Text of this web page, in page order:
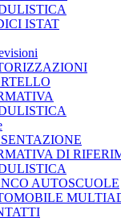
ISTAT
DI
AUTOSCUOLE